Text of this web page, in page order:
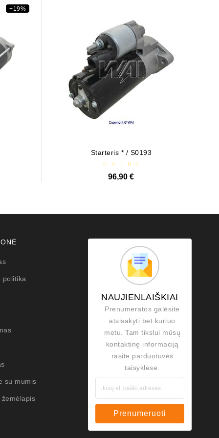
−19%
Starteris * / S0193
96,90 €
politika
su mumis
žemėlapis
NAUJIENLAIŠKIAI
Prenumeratos galėsite
atsisakyti bet kuriuo
metu. Tam tikslui mūsų
kontaktinę informaciją
rasite parduotuvės
taisyklėse.
Prenumeruoti